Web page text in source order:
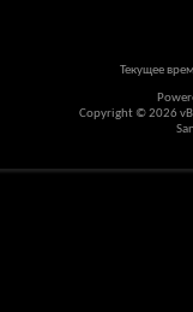
Текущее
Copyright © 2026